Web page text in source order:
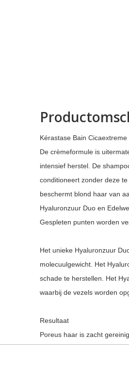
Kérastase Bain
De crèmeformule is
intensief herstel. De
conditioneert zonder deze
beschermt blond haar van
Hyaluronzuur Duo en
Gespleten punten worden
Het unieke Hyaluronzuur
molecuulgewicht. Het
schade te herstellen. Het
waarbij de vezels worden
Resultaat
Poreus haar is zacht